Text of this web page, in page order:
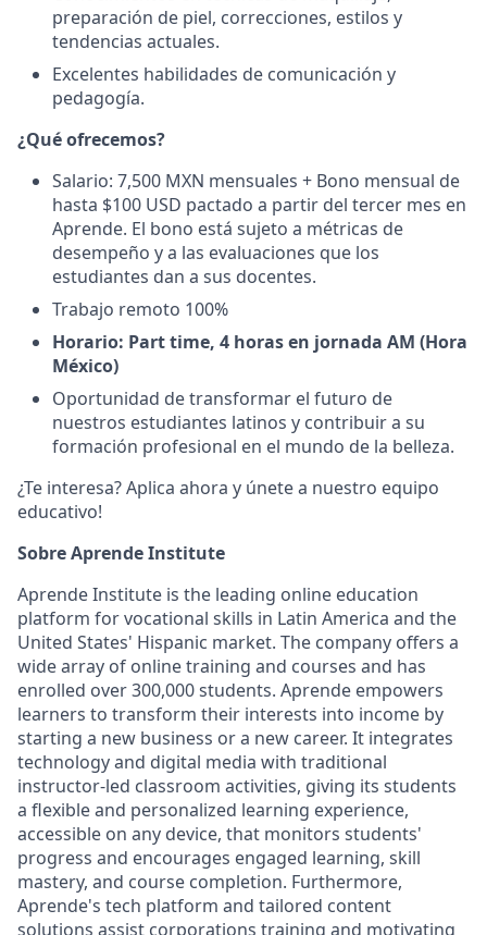
preparación de piel, correcciones, estilos y
tendencias actuales.
Excelentes habilidades de comunicación y
pedagogía.
¿Qué ofrecemos?
Salario: 7,500 MXN mensuales + Bono mensual de
hasta $100 USD pactado a partir del tercer mes en
Aprende. El bono está sujeto a métricas de
desempeño y a las evaluaciones que los
estudiantes dan a sus docentes.
Trabajo remoto 100%
Horario: Part time, 4 horas en jornada AM (Hora
México)
Oportunidad de transformar el futuro de
nuestros estudiantes latinos y contribuir a su
formación profesional en el mundo de la belleza.
¿Te interesa? Aplica ahora y únete a nuestro equipo
educativo!
Sobre Aprende Institute
Aprende Institute is the leading online education
platform for vocational skills in Latin America and the
United States' Hispanic market. The company offers a
wide array of online training and courses and has
enrolled over 300,000 students. Aprende empowers
learners to transform their interests into income by
starting a new business or a new career. It integrates
technology and digital media with traditional
instructor-led classroom activities, giving its students
a flexible and personalized learning experience,
accessible on any device, that monitors students'
progress and encourages engaged learning, skill
mastery, and course completion. Furthermore,
Aprende's tech platform and tailored content
solutions assist corporations training and motivating